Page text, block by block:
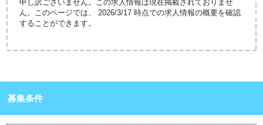
申し訳ございません。この求人情報は現在掲載されておりませ
ん。このページでは、 2026/3/17 時点での求人情報の概要を確認
することができます。
募集条件